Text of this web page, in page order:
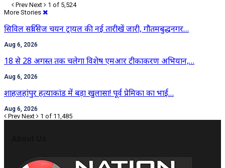
Prev Next
1 of 5,524
More Stories
सिविल सर्विसेज चयन ट्रायल की नई तारीखें जारी, गौतमबुद्धनगर…
Aug 6, 2026
18 से 28 अगस्त तक चलेगा विशेष एमआर टीकाकरण अभियान,…
Aug 6, 2026
शाहजहांपुर हत्याकांड में बड़ा खुलासा! पूर्व प्रेमिका का भाई…
Aug 6, 2026
Prev Next 1 of 11,485